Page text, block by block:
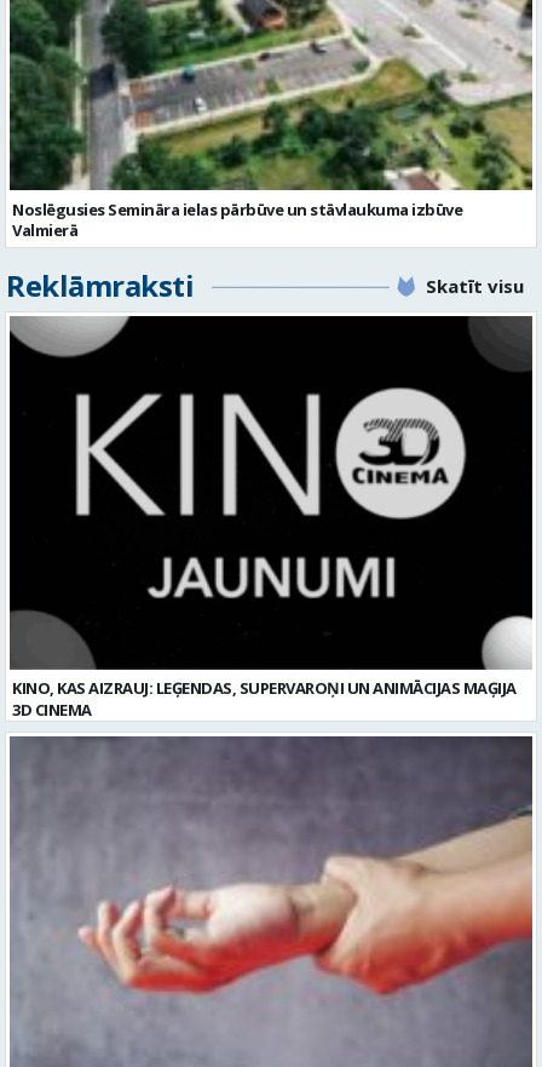
Noslēgusies Semināra ielas pārbūve un stāvlaukuma izbūve
Valmierā
Reklāmraksti Skatīt visu
Plaukstas locītavas sastiepums: kā to novērst, atpazīt un veiksmīgi